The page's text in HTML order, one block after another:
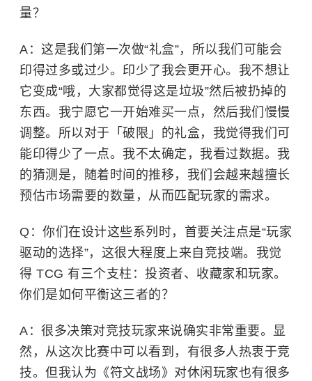
量？
A：这是我们第一次做“礼盒”，所以我们可能会
印得过多或过少。印少了我会更开心。我不想让
它变成“哦，大家都觉得这是垃圾”然后被扔掉的
东西。我宁愿它一开始难买一点，然后我们慢慢
调整。所以对于「破限」的礼盒，我觉得我们可
能印得少了一点。我不太确定，我看过数据。我
的猜测是，随着时间的推移，我们会越来越擅长
预估市场需要的数量，从而匹配玩家的需求。
Q：你们在设计这些系列时，首要关注点是“玩家
驱动的选择”，这很大程度上来自竞技端。我觉
得 TCG 有三个支柱：投资者、收藏家和玩家。
你们是如何平衡这三者的？
A：很多决策对竞技玩家来说确实非常重要。显
然，从这次比赛中可以看到，有很多人热衷于竞
技。但我认为《符文战场》对休闲玩家也有很多